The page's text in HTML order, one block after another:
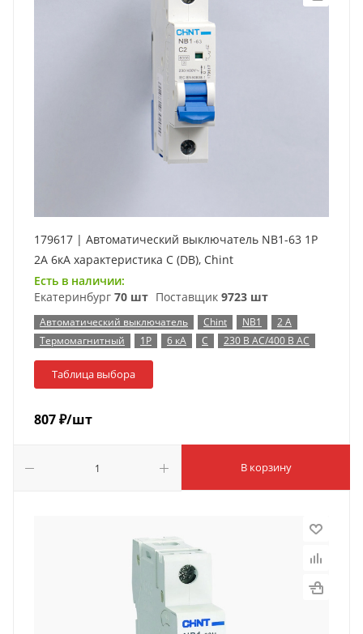
179617 | Автоматический выключатель NB1-63 1P
2А 6кА характеристика C (DB), Chint
Есть в наличии:
Екатеринбург 70 шт Поставщик 9723 шт
Автоматический выключатель Chint NB1
2 А
Термомагнитный
1P 6 кА C 230 В AC/400 В AC
Таблица выбора
807₽/шт
В корзину